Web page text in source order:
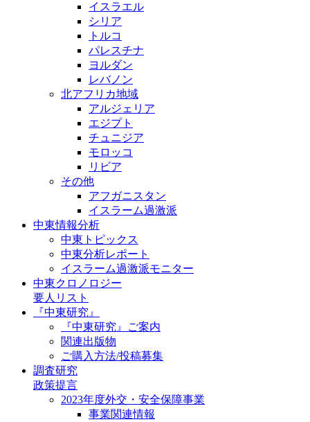
イスラエル
シリア
トルコ
パレスチナ
ヨルダン
レバノン
北アフリカ地域
アルジェリア
エジプト
チュニジア
モロッコ
リビア
その他
アフガニスタン
イスラーム過激派
中東情報分析
中東トピックス
中東分析レポート
イスラーム過激派モニター
中東クロノロジー
要人リスト
『中東研究』
『中東研究』ご案内
関連出版物
ご購入方法/投稿募集
調査研究
政策提言
2023年度外交・安全保障事業
事業関連情報